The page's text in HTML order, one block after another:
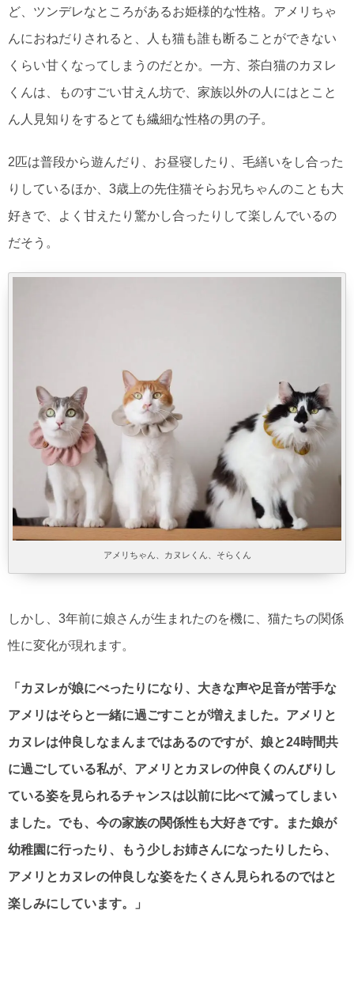
ど、ツンデレなところがあるお姫様的な性格。アメリちゃ
んにおねだりされると、人も猫も誰も断ることができない
くらい甘くなってしまうのだとか。一方、茶白猫のカヌレ
くんは、ものすごい甘えん坊で、家族以外の人にはとこと
ん人見知りをするとても繊細な性格の男の子。
2匹は普段から遊んだり、お昼寝したり、毛繕いをし合った
りしているほか、3歳上の先住猫そらお兄ちゃんのことも大
好きで、よく甘えたり驚かし合ったりして楽しんでいるの
だそう。
しかし、3年前に娘さんが生まれたのを機に、猫たちの関係
性に変化が現れます。
「カヌレが娘にべったりになり、大きな声や足音が苦手な
アメリはそらと一緒に過ごすことが増えました。アメリと
カヌレは仲良しなまんまではあるのですが、娘と24時間共
に過ごしている私が、アメリとカヌレの仲良くのんびりし
ている姿を見られるチャンスは以前に比べて減ってしまい
ました。でも、今の家族の関係性も大好きです。また娘が
幼稚園に行ったり、もう少しお姉さんになったりしたら、
アメリとカヌレの仲良しな姿をたくさん見られるのではと
楽しみにしています。」